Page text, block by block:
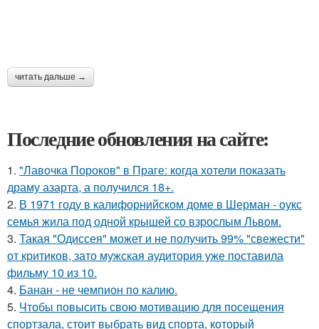
читать дальше →
Последние обновления на сайте:
1. "Лавочка Пороков" в Праге: когда хотели показать
драму азарта, а получился 18+.
2. В 1971 году в калифорнийском доме в Шерман - оукс
семья жила под одной крышей со взрослым Львом.
3. Такая "Одиссея" может и не получить 99% "свежести"
от критиков, зато мужская аудитория уже поставила
фильму 10 из 10.
4. Банан - не чемпион по калию.
5. Чтобы повысить свою мотивацию для посещения
спортзала, стоит выбрать вид спорта, который